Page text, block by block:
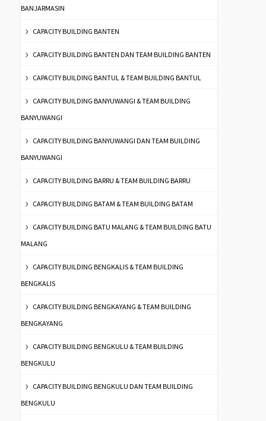
BANJARMASIN
CAPACITY BUILDING BANTEN
CAPACITY BUILDING BANTEN DAN TEAM BUILDING BANTEN
CAPACITY BUILDING BANTUL & TEAM BUILDING BANTUL
CAPACITY BUILDING BANYUWANGI & TEAM BUILDING
BANYUWANGI
CAPACITY BUILDING BANYUWANGI DAN TEAM BUILDING
BANYUWANGI
CAPACITY BUILDING BARRU & TEAM BUILDING BARRU
CAPACITY BUILDING BATAM & TEAM BUILDING BATAM
CAPACITY BUILDING BATU MALANG & TEAM BUILDING BATU
MALANG
CAPACITY BUILDING BENGKALIS & TEAM BUILDING
BENGKALIS
CAPACITY BUILDING BENGKAYANG & TEAM BUILDING
BENGKAYANG
CAPACITY BUILDING BENGKULU & TEAM BUILDING
BENGKULU
CAPACITY BUILDING BENGKULU DAN TEAM BUILDING
BENGKULU